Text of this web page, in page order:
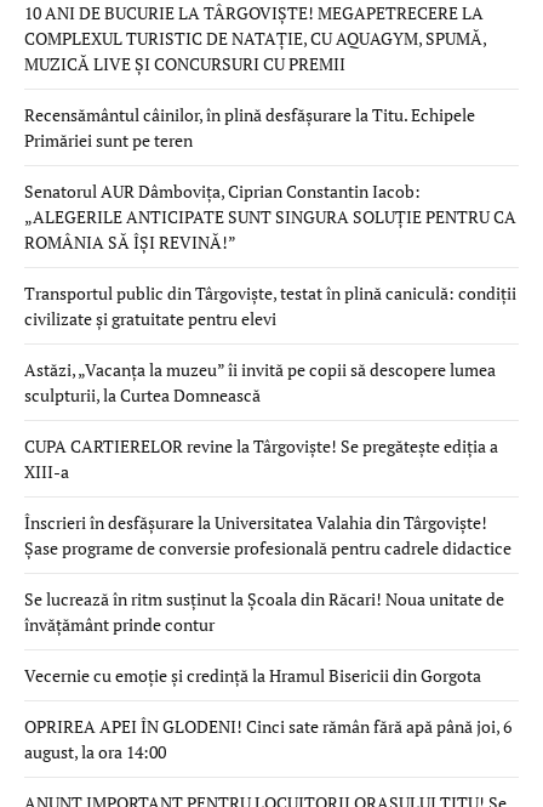
10 ANI DE BUCURIE LA TÂRGOVIȘTE! MEGAPETRECERE LA
COMPLEXUL TURISTIC DE NATAȚIE, CU AQUAGYM, SPUMĂ,
MUZICĂ LIVE ȘI CONCURSURI CU PREMII
Recensământul câinilor, în plină desfășurare la Titu. Echipele
Primăriei sunt pe teren
Senatorul AUR Dâmbovița, Ciprian Constantin Iacob:
„ALEGERILE ANTICIPATE SUNT SINGURA SOLUȚIE PENTRU CA
ROMÂNIA SĂ ÎȘI REVINĂ!”
Transportul public din Târgoviște, testat în plină caniculă: condiții
civilizate și gratuitate pentru elevi
Astăzi, „Vacanța la muzeu” îi invită pe copii să descopere lumea
sculpturii, la Curtea Domnească
CUPA CARTIERELOR revine la Târgoviște! Se pregătește ediția a
XIII-a
Înscrieri în desfășurare la Universitatea Valahia din Târgoviște!
Șase programe de conversie profesională pentru cadrele didactice
Se lucrează în ritm susținut la Școala din Răcari! Noua unitate de
învățământ prinde contur
Vecernie cu emoție și credință la Hramul Bisericii din Gorgota
OPRIREA APEI ÎN GLODENI! Cinci sate rămân fără apă până joi, 6
august, la ora 14:00